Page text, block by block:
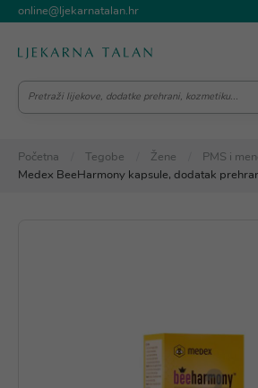
online@ljekarnatalan.hr
Početna Tegobe Žene
PMS i
Medex BeeHarmony kapsule, dodatak